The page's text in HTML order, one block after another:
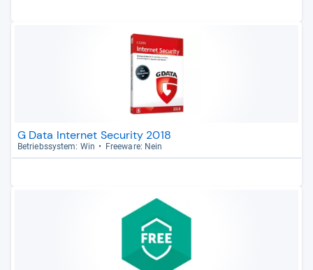
G Data Internet Security 2018
Betriebs­sys­tem: Win Free­ware: Nein